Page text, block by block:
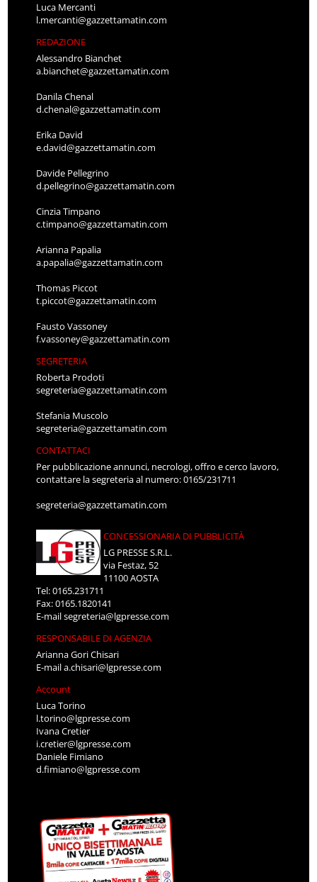
Luca Mercanti
l.mercanti@gazzettamatin.com
REDAZIONE
Alessandro Bianchet
a.bianchet@gazzettamatin.com
Danila Chenal
d.chenal@gazzettamatin.com
Erika David
e.david@gazzettamatin.com
Davide Pellegrino
d.pellegrino@gazzettamatin.com
Cinzia Timpano
c.timpano@gazzettamatin.com
Arianna Papalia
a.papalia@gazzettamatin.com
Thomas Piccot
t.piccot@gazzettamatin.com
Fausto Vassoney
f.vassoney@gazzettamatin.com
SEGRETERIA
Roberta Prodoti
segreteria@gazzettamatin.com
Stefania Muscolo
segreteria@gazzettamatin.com
CONTATTACI
Per pubblicazione annunci, necrologi, offro e cerco lavoro,
contattare la segreteria al numero: 0165/231711
segreteria@gazzettamatin.com
CONCESSIONARIA DI PUBBLICITÀ
LG PRESSE S.R.L.
via Festaz, 52
11100 AOSTA
Tel: 0165.231711
Fax: 0165.1820141
E-mailsegreteria@lgpresse.com
RESPONSABILE DI AGENZIA
Arianna Gori Chisari
E-maila.chisari@lgpresse.com
Account
Luca Torino
l.torino@lgpresse.com
Ivana Cretier
i.cretier@lgpresse.com
Daniele Fimiano
d.fimiano@lgpresse.com